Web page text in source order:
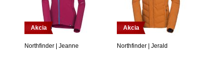
Akcia
Northfinder | Jeanne
Akcia
Northfinder | Jerald